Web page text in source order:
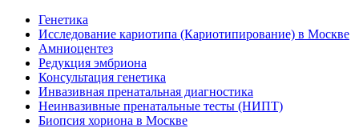
Генетика
Исследование кариотипа (Кариотипирование) в Москве
Амниоцентез
Редукция эмбриона
Консультация генетика
Инвазивная пренатальная диагностика
Неинвазивные пренатальные тесты (НИПТ)
Биопсия хориона в Москве